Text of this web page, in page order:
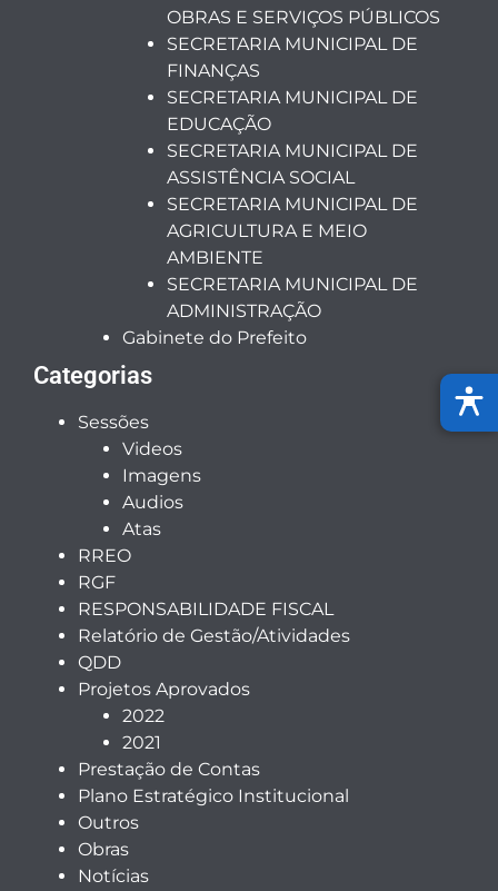
OBRAS E SERVIÇOS PÚBLICOS
SECRETARIA MUNICIPAL DE
FINANÇAS
SECRETARIA MUNICIPAL DE
EDUCAÇÃO
SECRETARIA MUNICIPAL DE
ASSISTÊNCIA SOCIAL
SECRETARIA MUNICIPAL DE
AGRICULTURA E MEIO
AMBIENTE
SECRETARIA MUNICIPAL DE
ADMINISTRAÇÃO
Gabinete do Prefeito
Categorias
Sessões
Videos
Imagens
Audios
Atas
RREO
RGF
RESPONSABILIDADE FISCAL
Relatório de Gestão/Atividades
QDD
Projetos Aprovados
2022
2021
Prestação de Contas
Plano Estratégico Institucional
Outros
Obras
Notícias